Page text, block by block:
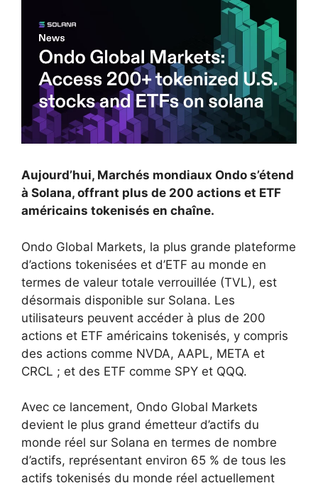
Aujourd’hui, Marchés mondiaux Ondo s’étend
à Solana, offrant plus de 200 actions et ETF
américains tokenisés en chaîne.
Ondo Global Markets, la plus grande plateforme
d’actions tokenisées et d’ETF au monde en
termes de valeur totale verrouillée (TVL), est
désormais disponible sur Solana. Les
utilisateurs peuvent accéder à plus de 200
actions et ETF américains tokenisés, y compris
des actions comme NVDA, AAPL, META et
CRCL ; et des ETF comme SPY et QQQ.
Avec ce lancement, Ondo Global Markets
devient le plus grand émetteur d’actifs du
monde réel sur Solana en termes de nombre
d’actifs, représentant environ 65 % de tous les
actifs tokenisés du monde réel actuellement